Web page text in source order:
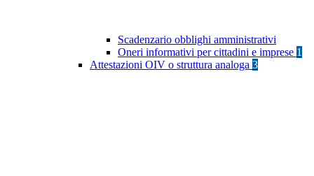
Scadenzario obblighi amministrativi
Oneri informativi per cittadini e imprese 1
Attestazioni OIV o struttura analoga 3